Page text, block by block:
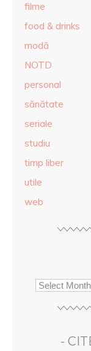
filme
food & drinks
modă
NOTD
personal
sănătate
seriale
studiu
timp liber
utile
web
-